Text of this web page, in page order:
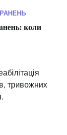
коли
тривожних